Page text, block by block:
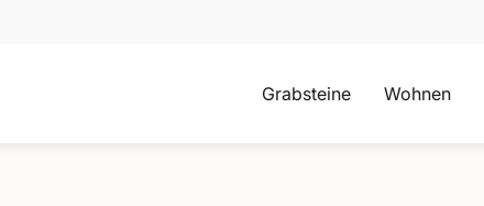
Grabsteine Wohnen